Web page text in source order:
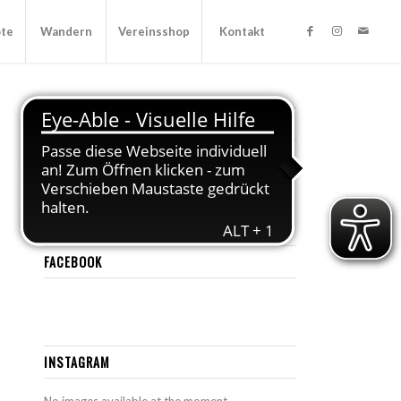
Wandern Vereinsshop Kontakt
KATEGORIEN
Veranstaltung(23)
Vereinsnews
(49)
FACEBOOK
INSTAGRAM